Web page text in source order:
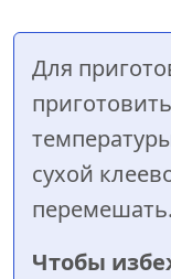
Для
сухой
перемешать.
Чтобы